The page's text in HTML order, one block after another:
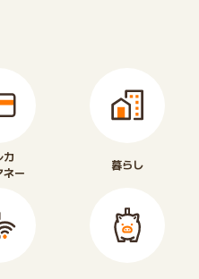
カ
ネー
暮らし